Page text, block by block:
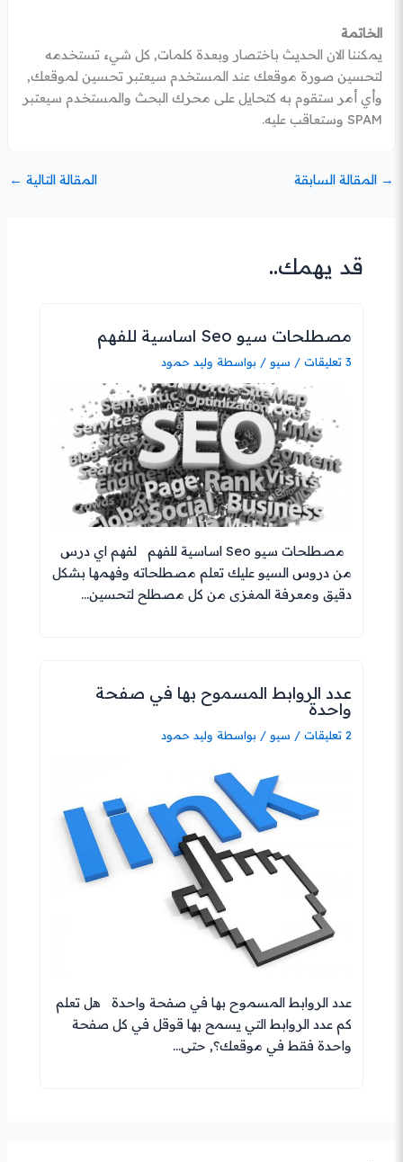
الخاتمة
يمكننا الان الحديث باختصار وبعدة كلمات, كل شيء تستخدمه
لتحسين صورة موقعك عند المستخدم سيعتبر تحسين لموقعك,
وأي أمر ستقوم به كتحايل على محرك البحث والمستخدم سيعتبر
SPAM وستعاقب عليه.
→ المقالة السابقة المقالة التالية ←
قد يهمك..
مصطلحات سيو Seo اساسية للفهم
3 تعليقات / سيو / بواسطة وليد حمود
مصطلحات سيو Seo اساسية للفهم لفهم اي درس
من دروس السيو عليك تعلم مصطلحاته وفهمها بشكل
دقيق ومعرفة المغزى من كل مصطلح لتحسين…
عدد الروابط المسموح بها في صفحة
واحدة
2 تعليقات / سيو / بواسطة وليد حمود
عدد الروابط المسموح بها في صفحة واحدة هل تعلم
كم عدد الروابط التي يسمح بها قوقل في كل صفحة
واحدة فقط في موقعك؟, حتى…